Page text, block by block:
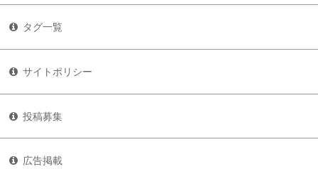
タグ一覧
サイトポリシー
投稿募集
広告掲載